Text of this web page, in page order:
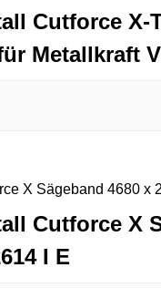
Cutforce X-
Metallkraft
Cutforce X
I E